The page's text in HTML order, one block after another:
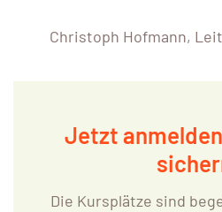
Christoph Hofmann,
Jetzt
Die Kursplätze sind